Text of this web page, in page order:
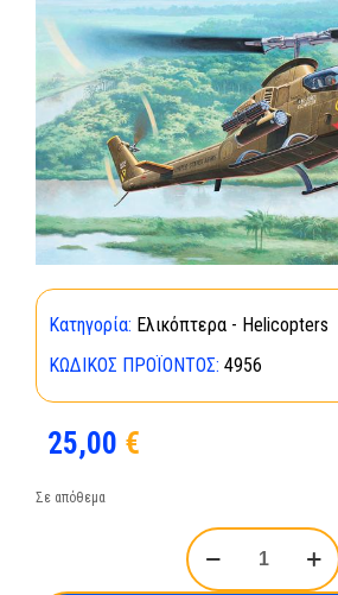
Κατηγορία: Ελικόπτερα - Helicopters
ΚΩΔΙΚΌΣ ΠΡΟΪΌΝΤΟΣ: 4956
25,00 €
Σε απόθεμα
Bell
AH-
1G